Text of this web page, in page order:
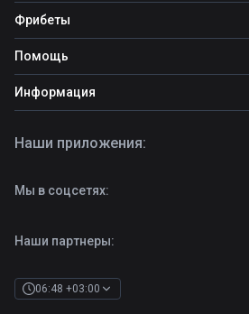
Все прогнозы
Топ ставок
Прогнозы на футбол
Фрибеты
Фрибеты
Помощь
Школа ставок
Вопросы и ответы
Информация
Правила
Контакты
Наши партнеры:
06:48 +03:00
Наши приложения:
Мы в соцсетях: